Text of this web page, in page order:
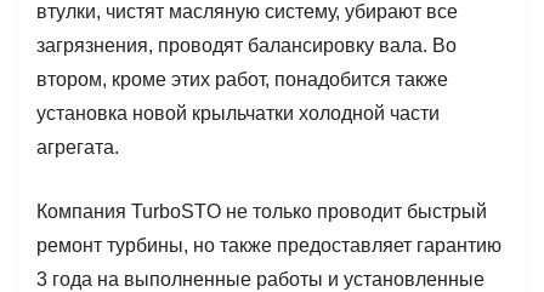
втулки, чистят масляную систему, убирают все
загрязнения, проводят балансировку вала. Во
втором, кроме этих работ, понадобится также
установка новой крыльчатки холодной части
агрегата.
Компания TurboSTO не только проводит быстрый
ремонт турбины, но также предоставляет гарантию
3 года на выполненные работы и установленные